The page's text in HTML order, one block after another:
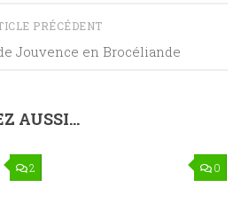
PRÉCÉDENT
Jouvence en Brocéliande
AUSSI...
2 0